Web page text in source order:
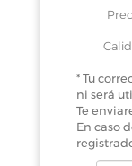
* Tu
ni será
Te
En caso